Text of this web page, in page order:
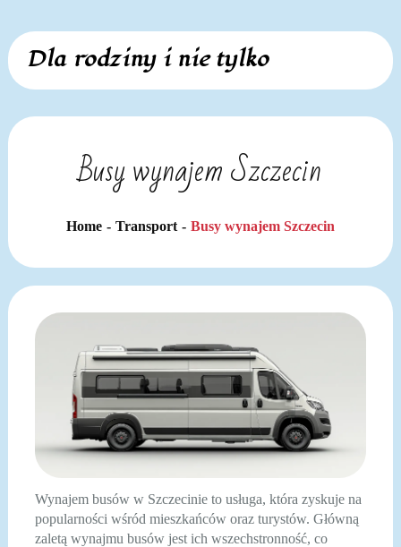
Skip
content
Dla rodziny i nie tylko
Busy wynajem Szczecin
Home Transport Busy wynajem Szczecin
Wynajem busów w Szczecinie to usługa, która zyskuje na
popularności wśród mieszkańców oraz turystów. Główną
zaletą wynajmu busów jest ich wszechstronność, co